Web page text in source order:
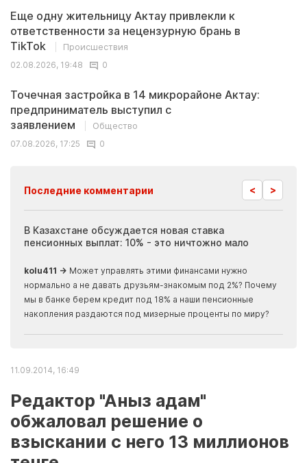
Еще одну жительницу Актау привлекли к
ответственности за нецензурную брань в
TikTok
Происшествия
02.08.2026, 19:48
0
Точечная застройка в 14 микрорайоне Актау:
предприниматель выступил с
заявлением
Общество
07.08.2026, 17:25
0
Последние комментарии < >
В Казахстане обсуждается новая ставка
пенсионных выплат: 10% - это ничтожно мало
kolu411 → Может управлять этими финансами нужно
нормально а не давать друзьям-знакомым под 2%? Почему
мы в банке берем кредит под 18% а наши пенсионные
накопления раздаются под мизерные проценты по миру?
11.09.2014, 16:49
Редактор "Аныз адам"
обжаловал решение о
взыскании с него 13 миллионов